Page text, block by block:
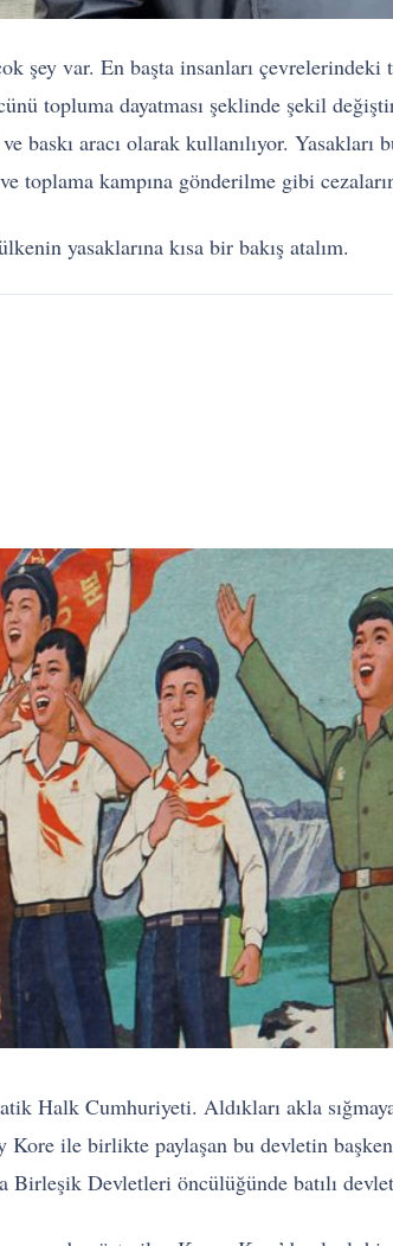
şey var. En başta insanları
topluma dayatması şeklinde şekil
baskı aracı olarak kullanılıyor.
toplama kampına gönderilme gibi
yasaklarına kısa bir bakış atalım.
Halk Cumhuriyeti. Aldıkları akla
Kore ile birlikte paylaşan bu devletin
Devletleri öncülüğünde batılı